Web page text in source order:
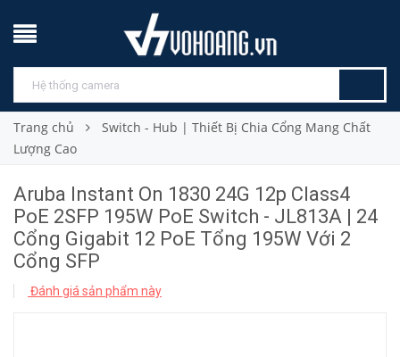
Trang chủ
Switch - Hub | Thiết Bị Chia Cổng Mang Chất
Lượng Cao
Aruba Instant On 1830 24G 12p Class4
PoE 2SFP 195W PoE Switch - JL813A | 24
Cổng Gigabit 12 PoE Tổng 195W Với 2
Cổng SFP
Đánh giá sản phẩm này